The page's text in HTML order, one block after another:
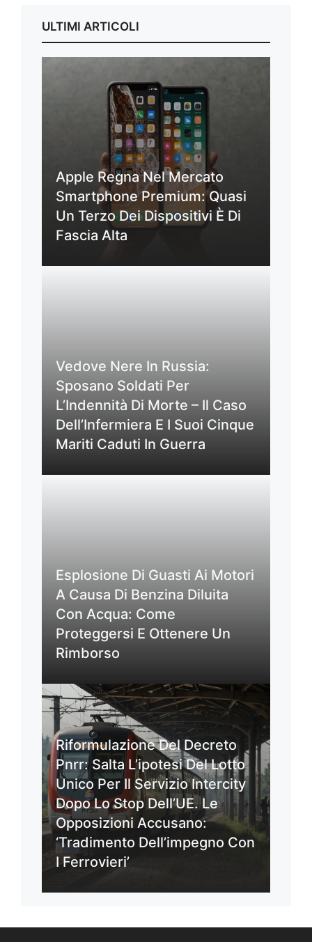
ULTIMI ARTICOLI
Apple Regna Nel Mercato
Smartphone Premium: Quasi
Un Terzo Dei Dispositivi È Di
Fascia Alta
Vedove Nere In Russia:
Sposano Soldati Per
L’Indennità Di Morte – Il Caso
Dell’Infermiera E I Suoi Cinque
Mariti Caduti In Guerra
Esplosione Di Guasti Ai Motori
A Causa Di Benzina Diluita
Con Acqua: Come
Proteggersi E Ottenere Un
Rimborso
Riformulazione Del Decreto
Pnrr: Salta L’ipotesi Del Lotto
Unico Per Il Servizio Intercity
Dopo Lo Stop Dell’UE. Le
Opposizioni Accusano:
‘Tradimento Dell’impegno Con
I Ferrovieri’